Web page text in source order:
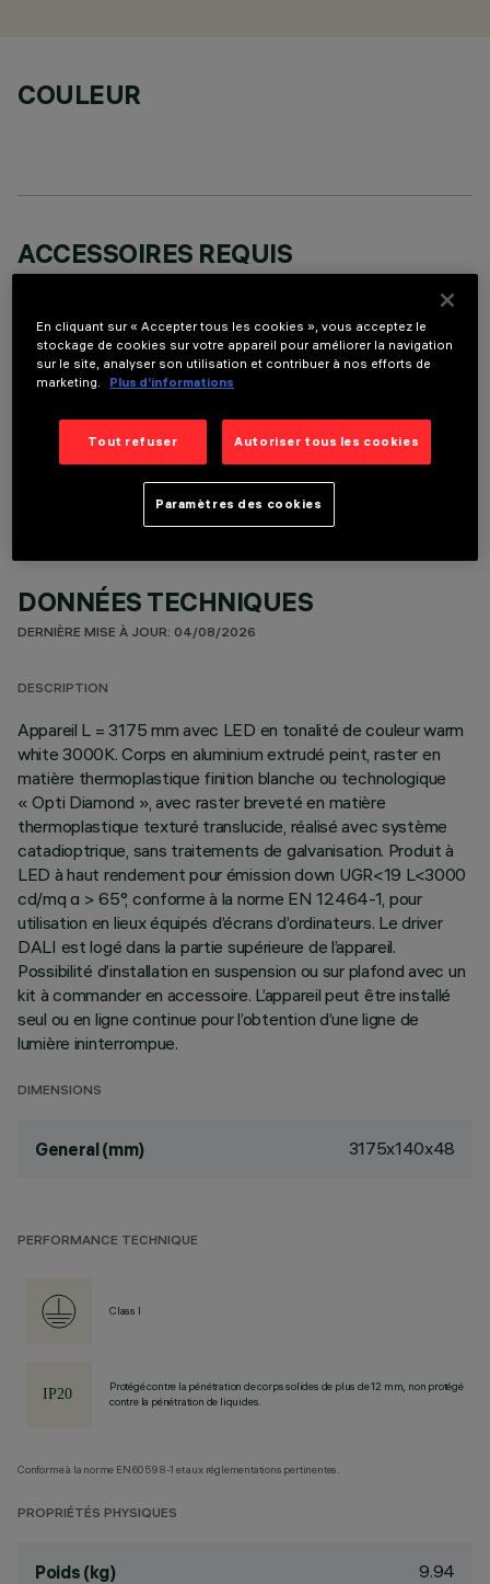
COULEUR
ACCESSOIRES REQUIS
Il est nécessaire de commander l'un des accessoires requis pour installer et utiliser correctement
COMPOSANTS OPTIONNELS
DONNÉES TECHNIQUES
DERNIÈRE MISE À JOUR: 04/08/2026
DESCRIPTION
Appareil L = 3175 mm avec LED en tonalité de couleur warm
white 3000K. Corps en aluminium extrudé peint, raster en
matière thermoplastique finition blanche ou technologique
« Opti Diamond », avec raster breveté en matière
thermoplastique texturé translucide, réalisé avec système
catadioptrique, sans traitements de galvanisation. Produit à
LED à haut rendement pour émission down UGR<19 L<3000
cd/mq α > 65°, conforme à la norme EN 12464-1, pour
utilisation en lieux équipés d’écrans d’ordinateurs. Le driver
DALI est logé dans la partie supérieure de l’appareil.
Possibilité d’installation en suspension ou sur plafond avec un
kit à commander en accessoire. L’appareil peut être installé
seul ou en ligne continue pour l’obtention d’une ligne de
lumière ininterrompue.
DIMENSIONS
General (mm) 3175x140x48
PERFORMANCE TECHNIQUE
Class I
Protégé contre la pénétration de corps solides de plus de 12 mm, non protégé
contre la pénétration de liquides.
Conforme à la norme EN60598-1 et aux réglementations pertinentes.
PROPRIÉTÉS PHYSIQUES
Poids (kg) 9.94
En cliquant sur « Accepter tous les cookies », vous acceptez le
stockage de cookies sur votre appareil pour améliorer la navigation
sur le site, analyser son utilisation et contribuer à nos efforts de
marketing. Plus d’informations
Tout refuser Autoriser tous les cookies
Paramètres des cookies